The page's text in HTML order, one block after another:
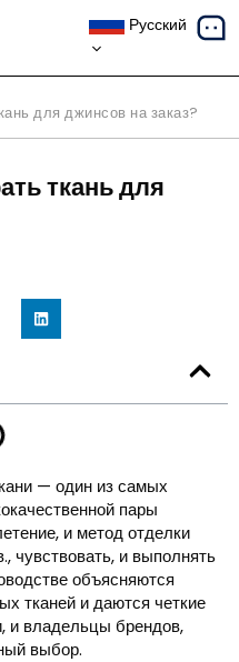
Русский
для джинсов на заказ?
ткань для
— один из самых
пары
и метод отделки
чувствовать, и выполнять
объясняются
тканей и даются четкие
и владельцы брендов,
выбор.